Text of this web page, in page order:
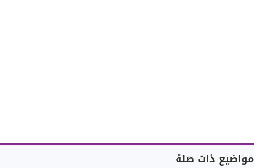
مواضيع ذات صلة